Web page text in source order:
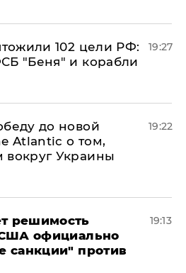
102 цели РФ:
"Беня" и корабли
19:27
до новой
Atlantic о том,
вокруг Украины
19:22
решимость
США официально
санкции" против
19:13